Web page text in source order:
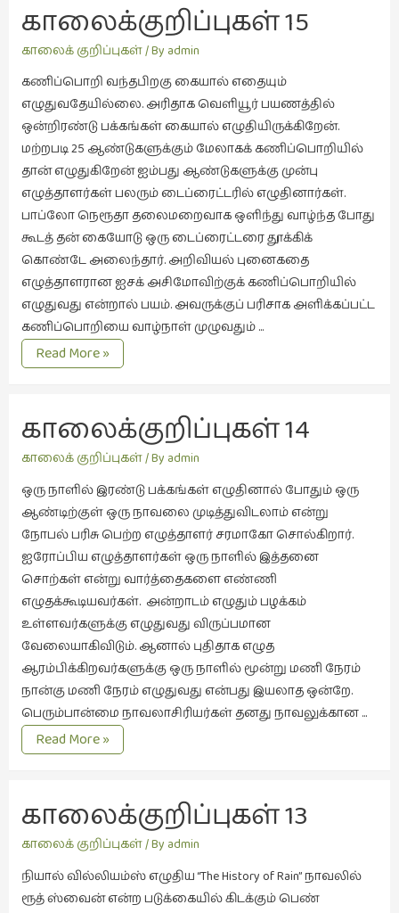
நுண்கலை
மனிதர்கள்
நேர்காணல்
படித்தவை
(20)
பயணங்கள்
பரிந்துரை
(22)
புத்தக
கண்காட்சி2019
புத்தக
விமர்சனம்
(55)
புத்தகக்
காட்சி
தினங்கள்
புனைவுக்குறிப்புகள்
பெயரற்ற
மேகம்
மூத்தோர்
பாடல்
மொழி
காலைக்குறிப்புகள் 15
கனவெனும் நாடகம்.
காலைக் குறிப்புகள்/ By admin
கணிப்பொறி வந்தபிறகு கையால் எதையும்
எழுதுவதேயில்லை. அரிதாக வெளியூர் பயணத்தில்
ஒன்றிரண்டு பக்கங்கள் கையால் எழுதியிருக்கிறேன்.
மற்றபடி 25 ஆண்டுகளுக்கும் மேலாகக் கணிப்பொறியில்
தான் எழுதுகிறேன் ஐம்பது ஆண்டுகளுக்கு முன்பு
எழுத்தாளர்கள் பலரும் டைப்ரைட்டரில் எழுதினார்கள்.
பாப்லோ நெரூதா தலைமறைவாக ஒளிந்து வாழ்ந்த போது
கூடத் தன் கையோடு ஒரு டைப்ரைட்டரை தூக்கிக்
கொண்டே அலைந்தார். அறிவியல் புனைகதை
எழுத்தாளரான ஐசக் அசிமோவிற்குக் கணிப்பொறியில்
எழுதுவது என்றால் பயம். அவருக்குப் பரிசாக அளிக்கப்பட்ட
கணிப்பொறியை வாழ்நாள் முழுவதும் …
காலைக்குறிப்புகள்
15
Read More »
காலைக்குறிப்புகள் 14
நாவலின் வரைபடம்
காலைக் குறிப்புகள்/ By admin
ஒரு நாளில் இரண்டு பக்கங்கள் எழுதினால் போதும் ஒரு
ஆண்டிற்குள் ஒரு நாவலை முடித்துவிடலாம் என்று
நோபல் பரிசு பெற்ற எழுத்தாளர் சரமாகோ சொல்கிறார்.
ஐரோப்பிய எழுத்தாளர்கள் ஒரு நாளில் இத்தனை
சொற்கள் என்று வார்த்தைகளை எண்ணி
எழுதக்கூடியவர்கள். அன்றாடம் எழுதும் பழக்கம்
உள்ளவர்களுக்கு எழுதுவது விருப்பமான
வேலையாகிவிடும். ஆனால் புதிதாக எழுத
ஆரம்பிக்கிறவர்களுக்கு ஒரு நாளில் மூன்று மணி நேரம்
நான்கு மணி நேரம் எழுதுவது என்பது இயலாத ஒன்றே.
பெரும்பான்மை நாவலாசிரியர்கள் தனது நாவலுக்கான …
காலைக்குறிப்புகள்
14
Read More »
காலைக்குறிப்புகள் 13
நாவலின் வழி தேடுதல்
காலைக் குறிப்புகள்/ By admin
நியால் வில்லியம்ஸ் எழுதிய “The History of Rain” நாவலில்
ரூத் ஸ்வைன் என்ற படுக்கையில் கிடக்கும் பெண்